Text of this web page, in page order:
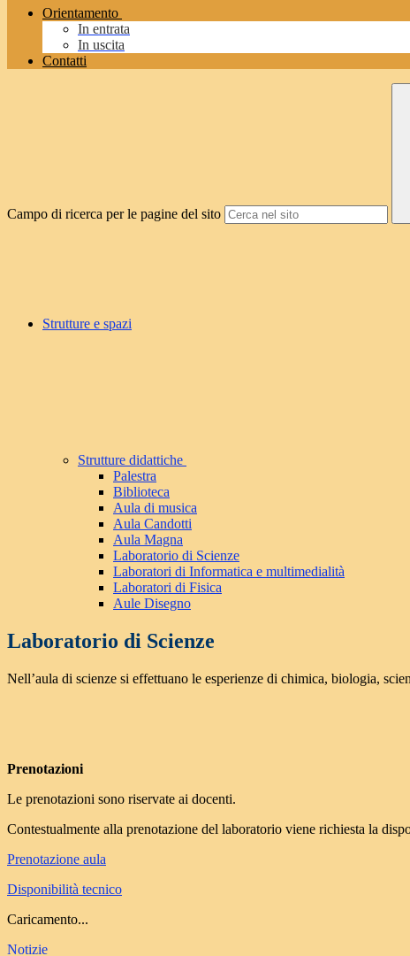
Orientamento
In entrata
In uscita
Contatti
Campo di ricerca per le pagine del sito
Strutture e spazi
Strutture didattiche
Palestra
Biblioteca
Aula di musica
Aula Candotti
Aula Magna
Laboratorio di Scienze
Laboratori di Informatica e multimedialità
Laboratori di Fisica
Aule Disegno
Laboratorio di Scienze
Nell’aula di scienze si effettuano le esperienze di chimica, biologia,
Prenotazioni
Le prenotazioni sono riservate ai docenti.
Contestualmente alla prenotazione del laboratorio viene richiesta la
Prenotazione aula
Disponibilità tecnico
Caricamento...
Notizie